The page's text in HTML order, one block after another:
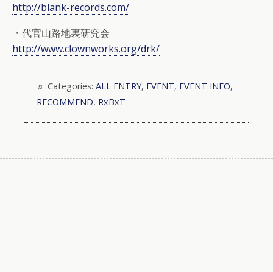
http://blank-records.com/
・代官山路地裏研究会
http://www.clownworks.org/drk/
Categories: ALL ENTRY, EVENT, EVENT INFO,
RECOMMEND, RxBxT